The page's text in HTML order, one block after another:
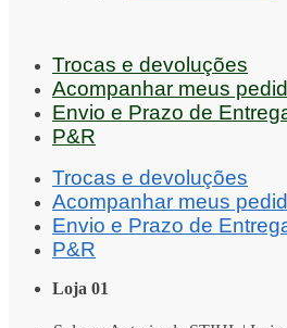
Trocas e devoluções
Acompanhar meus
Envio e Prazo de
P&R
Trocas e devoluções
Acompanhar meus
Envio e Prazo de
P&R
Loja 01